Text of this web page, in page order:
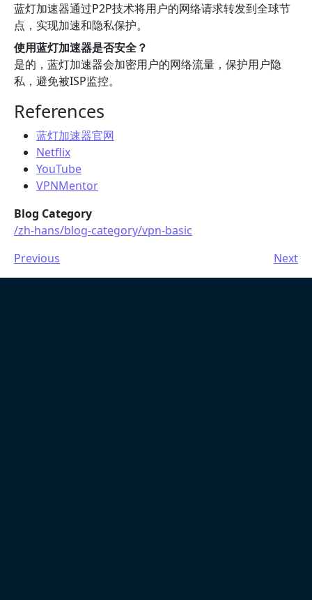
蓝灯加速器通过P2P技术将用户的网络请求转发到全球节
点，实现加速和隐私保护。
使用蓝灯加速器是否安全？
是的，蓝灯加速器会加密用户的网络流量，保护用户隐
私，避免被ISP监控。
References
蓝灯加速器官网
Netflix
YouTube
VPNMentor
Blog Category
/zh-hans/blog-category/vpn-basic
Previous
Next